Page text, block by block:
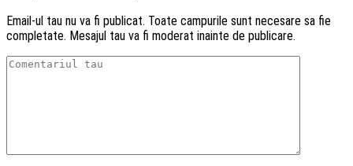
Email-ul tau nu va fi publicat. Toate campurile sunt necesare sa fie
completate. Mesajul tau va fi moderat inainte de publicare.